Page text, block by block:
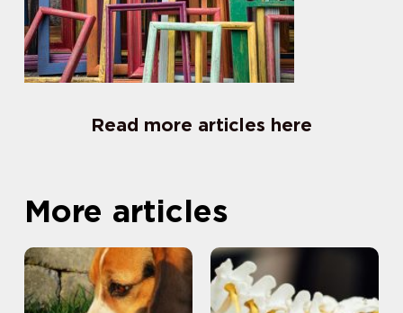
Read more articles here
More articles